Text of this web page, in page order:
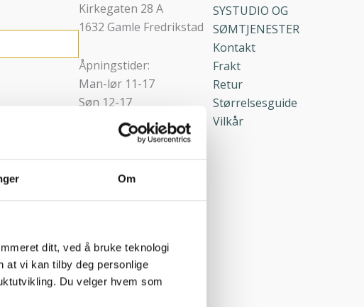
Om
ditt, ved å bruke teknologi
at vi kan tilby deg personlige
Du velger hvem som
Kirkegaten 28 A
1632 Gamle Fredrikstad
Åpningstider:
Man-lør 11-17
Søn 12-17
marianne@emmk.no
Telefon: 48 27 34 23
SYSTUDIO OG
SØMTJENESTER
Kontakt
Frakt
Retur
Størrelsesguide
Vilkår